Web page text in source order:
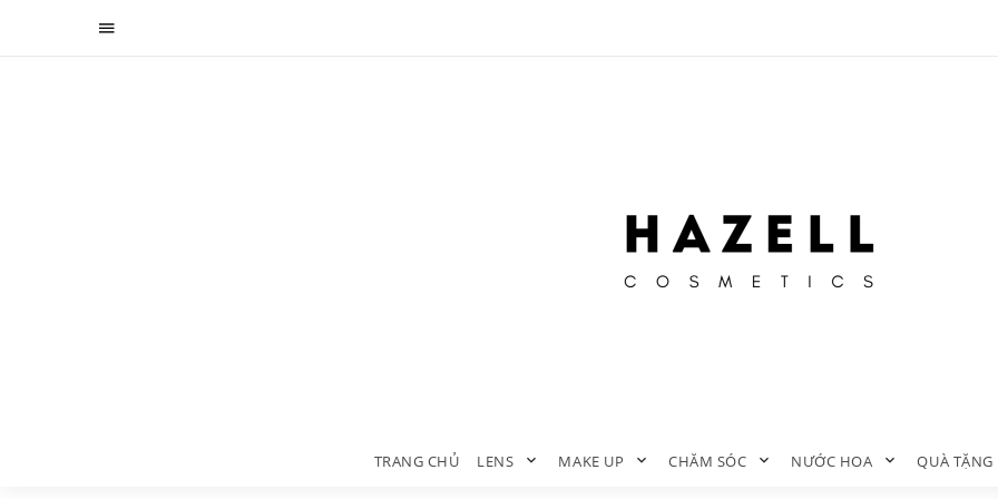
TRANG CHỦ LENS MAKE UP CHĂM SÓC NƯỚC HOA QUÀ TẶNG